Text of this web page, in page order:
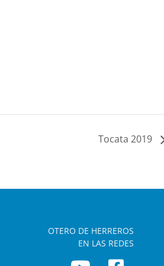
Tocata 2019
OTERO DE HERREROS
EN LAS REDES